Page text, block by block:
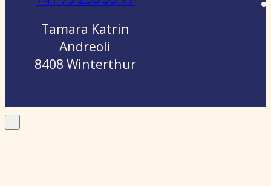
Tamara Katrin
Andreoli
8408 Winterthur